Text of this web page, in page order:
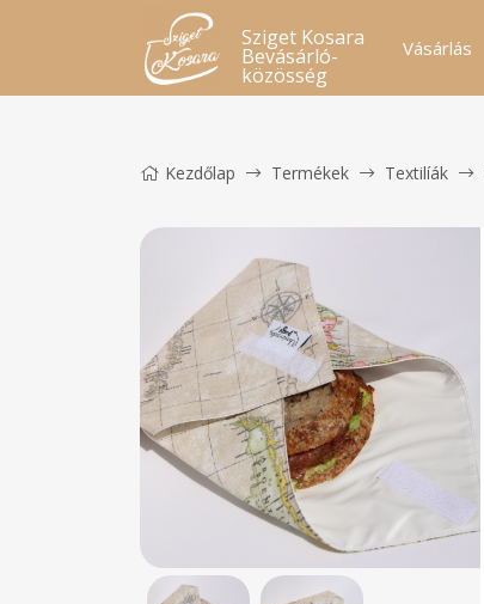
Sziget Kosara
Bevásárló-
közösség
Vásárlás
Kezdőlap Termékek Textilíák